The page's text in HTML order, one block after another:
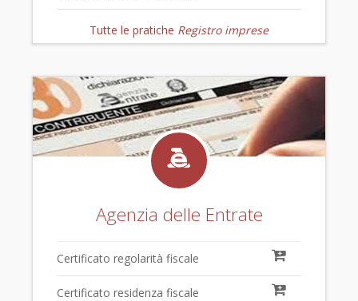
Tutte le pratiche Registro imprese
Agenzia delle Entrate
Certificato regolarità fiscale
Certificato residenza fiscale